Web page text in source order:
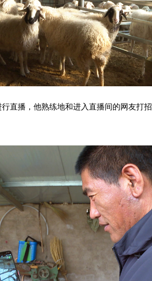
直播，他熟练地和进入直播间的网友打